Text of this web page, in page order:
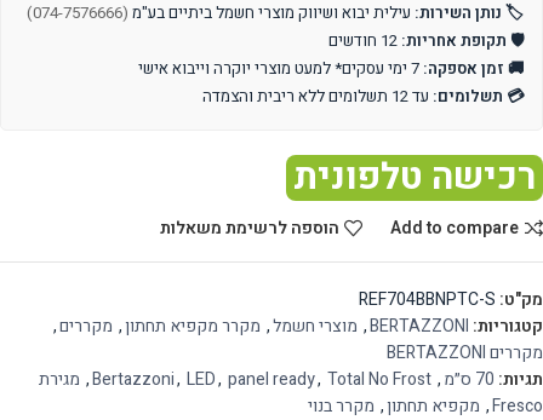
🏷️ נותן השירות: עילית יבוא ושיווק מוצרי חשמל ביתיים בע"מ (074-7576666)
🛡️ תקופת אחריות:
🚚 זמן אספקה:
💳 תשלומים: עד 12 תשלומים ללא ריבית והצמדה
רכישה טלפונית
Add to compare הוספה לרשימת משאלות
מק"ט: REF704BBNPTC-S
קטגוריות: BERTAZZONI
, מוצרי חשמל, מקרר מקפיא תחתון, מקררים,
מקררים BERTAZZONI
תגיות: 70 ס״מ ,
Bertazzoni, LED, panel ready, Total No Frost
, מגירת
Fresco
, מקפיא תחתון, מקרר בנוי